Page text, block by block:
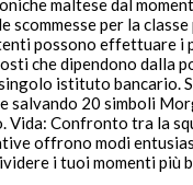
maltese dal
scommesse per la
possono effettuare i
che dipendono dalla
istituto bancario.
salvando 20 simboli
Vida: Confronto tra la
offrono modi
i tuoi momenti più